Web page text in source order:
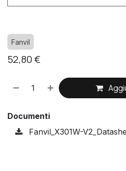
Fanvil
52,80€
Documenti
Fanvil_X301W-